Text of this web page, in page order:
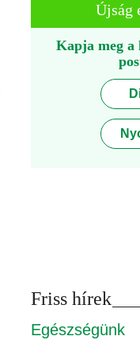
Újság
Kapja meg a
Friss hírek
Egészségünk